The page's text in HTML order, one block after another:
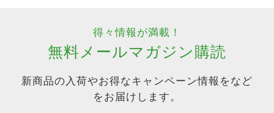
得々情報が満載！
無料メールマガジン購読
新商品の入荷やお得なキャンペーン情報をなど
をお届けします。